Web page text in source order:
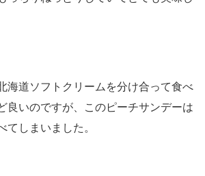
海道ソフトクリームを分け合って食べ
良いのですが、このピーチサンデーは
てしまいました。